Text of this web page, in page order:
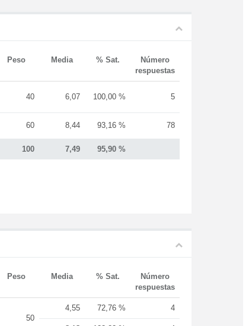
Peso Media % Sat.
Número
respuestas
100 7,49 95,90 %
40 6,07 100,00 % 5
60 8,44 93,16 % 78
Peso Media % Sat.
Número
respuestas
50
4,55 72,76 % 4